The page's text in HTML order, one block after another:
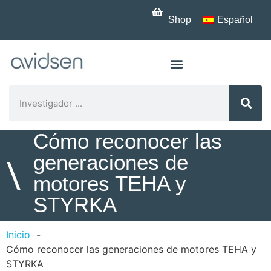
Shop Español
\
Cómo reconocer las
generaciones de
motores TEHA y
STYRKA
Inicio
Cómo reconocer las generaciones de motores TEHA y
STYRKA